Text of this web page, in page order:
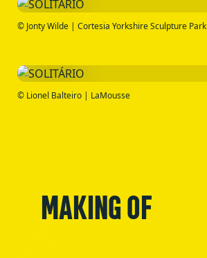
© Jonty Wilde | Cortesia Yorkshire Sculpture Park
© Lionel Balteiro | LaMousse
MAKING OF